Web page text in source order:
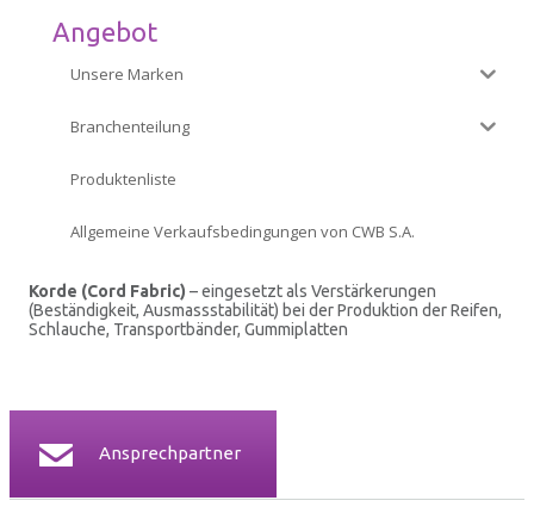
KARRIERE
INVESTORENVERHÄLTNISSE
INFORMATIONSSICHERHEIT
Angebot
Unsere Marken
Branchenteilung
Produktenliste
Allgemeine Verkaufsbedingungen von CWB S.A.
Korde (Cord Fabric) – eingesetzt als Verstärkerungen
(Beständigkeit, Ausmassstabilität) bei der Produktion der Reifen,
Schlauche, Transportbänder, Gummiplatten
Ansprechpartner